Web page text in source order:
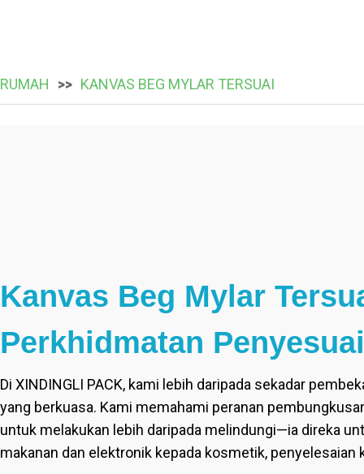
RUMAH KANVAS BEG MYLAR TERSUAI
Kanvas Beg Mylar
Perkhidmatan
Di XINDINGLI PACK, kami lebih daripada sekadar
yang berkuasa. Kami memahami peranan
untuk melakukan lebih daripada melindungi—ia direka
makanan dan elektronik kepada kosmetik,